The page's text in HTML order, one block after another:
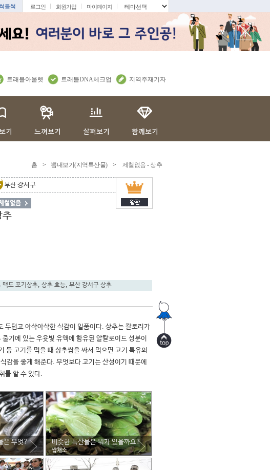
들썩 로그인 회원가입 마이페이지
트래블아울렛 트래블DNA체크업 지역주재기자
홈 > 뽐내보기(지역특산물) > 제철없음 - 상추
부산 강서구
철없음
추
맥도 포기상추, 상추 효능, 부산 강서구 상추
두텁고 아삭아삭한 식감이 일품이다. 상추는 칼로리가
기에 있는 우윳빛 유액에 함유된 알칼로이드 성분이
등 고기를 먹을 때 상추쌈을 싸서 먹으면 고기 특유의
감을 좋게 해준다. 무엇보다 고기는 산성이기 때문에
은 무엇? 비슷한 특산물은 뭐가 있을까요?
쌈채소